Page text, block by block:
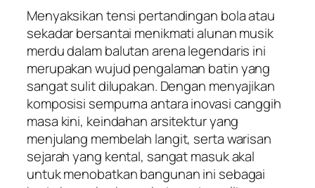
Menyaksikan tensi pertandingan bola atau
sekadar bersantai menikmati alunan musik
merdu dalam balutan arena legendaris ini
merupakan wujud pengalaman batin yang
sangat sulit dilupakan. Dengan menyajikan
komposisi sempurna antara inovasi canggih
masa kini, keindahan arsitektur yang
menjulang membelah langit, serta warisan
sejarah yang kental, sangat masuk akal
untuk menobatkan bangunan ini sebagai